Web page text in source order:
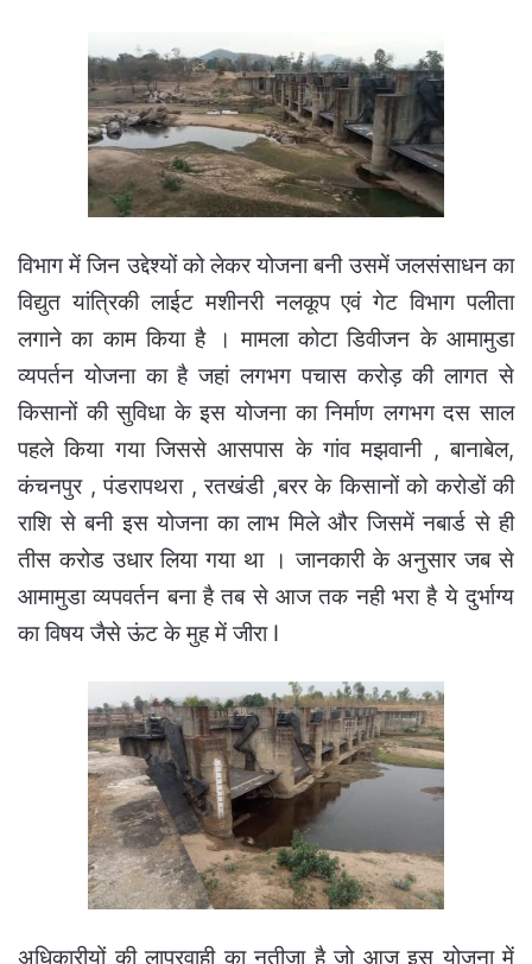
विभाग में जिन उद्देश्यों को लेकर योजना बनी उसमें जलसंसाधन का
विद्युत यांत्रिकी लाईट मशीनरी नलकूप एवं गेट विभाग पलीता
लगाने का काम किया है । मामला कोटा डिवीजन के आमामुडा
व्यपर्तन योजना का है जहां लगभग पचास करोड़ की लागत से
किसानों की सुविधा के इस योजना का निर्माण लगभग दस साल
पहले किया गया जिससे आसपास के गांव मझवानी , बानाबेल,
कंचनपुर , पंडरापथरा , रतखंडी ,बरर के किसानों को करोडों की
राशि से बनी इस योजना का लाभ मिले और जिसमें नबार्ड से ही
तीस करोड उधार लिया गया था । जानकारी के अनुसार जब से
आमामुडा व्यपवर्तन बना है तब से आज तक नही भरा है ये दुर्भाग्य
का विषय जैसे ऊंट के मुह में जीरा I
अधिकारीयों की लापरवाही का नतीजा है जो आज इस योजना में